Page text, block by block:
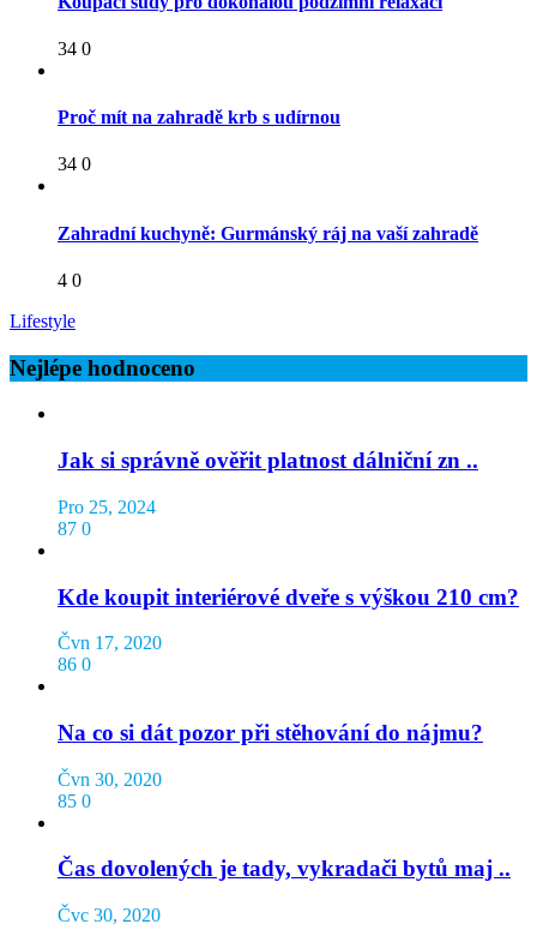
34 0
Proč mít na zahradě krb s udírnou
34 0
Zahradní kuchyně: Gurmánský ráj na vaší zahradě
4 0
Lifestyle
Nejlépe hodnoceno
Jak si správně ověřit platnost dálniční zn ..
Pro 25, 2024
87 0
Kde koupit interiérové dveře s výškou 210 cm?
Čvn 17, 2020
86 0
Na co si dát pozor při stěhování do nájmu?
Čvn 30, 2020
85 0
Čas dovolených je tady, vykradači bytů maj ..
Čvc 30, 2020